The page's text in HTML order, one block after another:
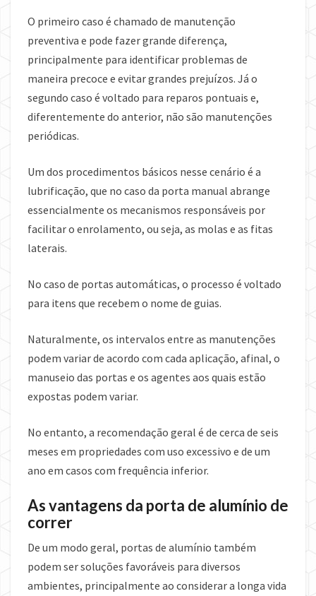
O primeiro caso é chamado de manutenção
preventiva e pode fazer grande diferença,
principalmente para identificar problemas de
maneira precoce e evitar grandes prejuízos. Já o
segundo caso é voltado para reparos pontuais e,
diferentemente do anterior, não são manutenções
periódicas.
Um dos procedimentos básicos nesse cenário é a
lubrificação, que no caso da porta manual abrange
essencialmente os mecanismos responsáveis por
facilitar o enrolamento, ou seja, as molas e as fitas
laterais.
No caso de portas automáticas, o processo é voltado
para itens que recebem o nome de guias.
Naturalmente, os intervalos entre as manutenções
podem variar de acordo com cada aplicação, afinal, o
manuseio das portas e os agentes aos quais estão
expostas podem variar.
No entanto, a recomendação geral é de cerca de seis
meses em propriedades com uso excessivo e de um
ano em casos com frequência inferior.
As vantagens da porta de alumínio de
correr
De um modo geral, portas de alumínio também
podem ser soluções favoráveis para diversos
ambientes, principalmente ao considerar a longa vida